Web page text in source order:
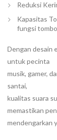
Reduksi
Kapasitas
fungsi
Dengan desain
untuk pecinta
musik, gamer,
santai,
kualitas suara
memastikan
mendengarkan